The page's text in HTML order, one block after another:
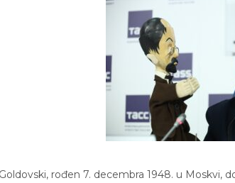
rođen 7. decembra 1948. u